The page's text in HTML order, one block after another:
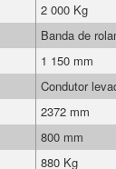
2 000 Kg
Banda de
1 150 mm
Condutor
2372 mm
800 mm
880 Kg